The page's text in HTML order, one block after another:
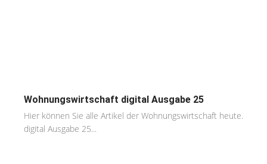
Wohnungswirtschaft digital Ausgabe 25
Hier können Sie alle Artikel der Wohnungswirtschaft heute.
digital Ausgabe 25...